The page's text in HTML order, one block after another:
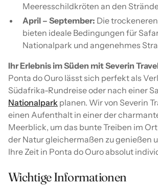
Meeresschildkröten an den
April – September: Die
bieten ideale Bedingungen für
Nationalpark und angenehmes
Ihr Erlebnis im Süden mit Severin
Ponta do Ouro lässt sich perfekt als
Südafrika-Rundreise oder nach einer
Nationalpark planen. Wir von Severin
einen Aufenthalt in einer der
Meerblick, um das bunte Treiben im
der Natur gleichermaßen zu genießen
Ihre Zeit in Ponta do Ouro absolut
Wichtige Informationen